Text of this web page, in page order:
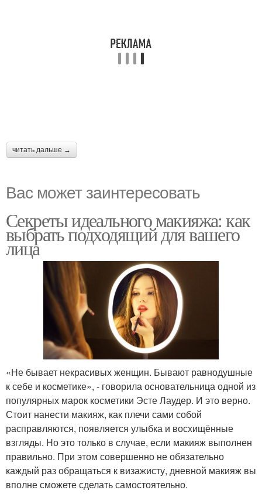
читать дальше →
Вас может заинтересовать
Секреты идеального макияжа: как
выбрать подходящий для вашего
лица
«Не бывает некрасивых женщин. Бывают равнодушные
к себе и косметике», - говорила основательница одной из
популярных марок косметики Эсте Лаудер. И это верно.
Стоит нанести макияж, как плечи сами собой
расправляются, появляется улыбка и восхищённые
взгляды. Но это только в случае, если макияж выполнен
правильно. При этом совершенно не обязательно
каждый раз обращаться к визажисту, дневной макияж вы
вполне сможете сделать самостоятельно.